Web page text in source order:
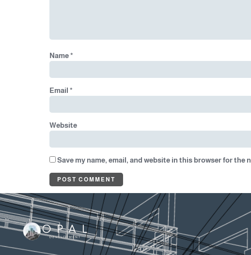
Name*
Email *
Website
Save my name, email, and website in this browser for the